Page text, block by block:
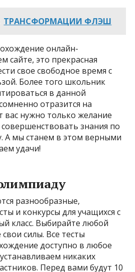
ТРАНСФОРМАЦИИ ФЛЭШ
онлайн-
сайте, это прекрасная
свое свободное время с
Более того школьник
в данной
отразится на
вас нужно только желание
знания по
мы станем в этом верными
удачи!
разнообразные,
и конкурсы для учащихся с
класс. Выбирайте любой
силы. Все тесты
доступно в любое
никаких
Перед вами будут 10